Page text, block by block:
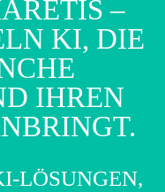
–
KI, DIE
IHREN
LÖSUNGEN,